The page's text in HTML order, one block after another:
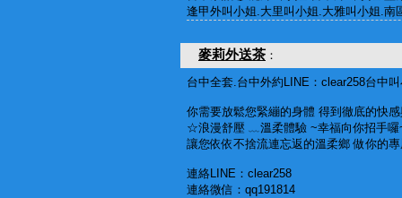
逢甲外叫小姐.大里叫小姐.大雅叫小姐.
麥莉外送茶 ：
台中全套.台中外約LINE：clear258台中
你需要放鬆您緊繃的身體 得到徹底的快
☆浪漫舒壓 ﹏溫柔體驗 ~幸福向你招手
讓您依依不捨流連忘返的溫柔鄉 做你的
連絡LINE：clear258
連絡微信：qq191814